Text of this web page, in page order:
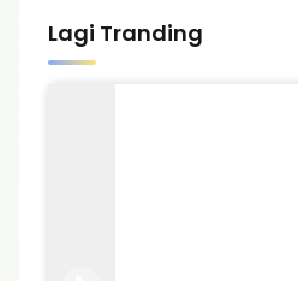
Lagi Tranding